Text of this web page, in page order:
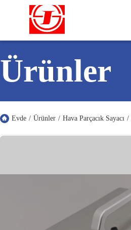
Ürünler
Evde / Ürünler / Hava Parçacık Sayacı /